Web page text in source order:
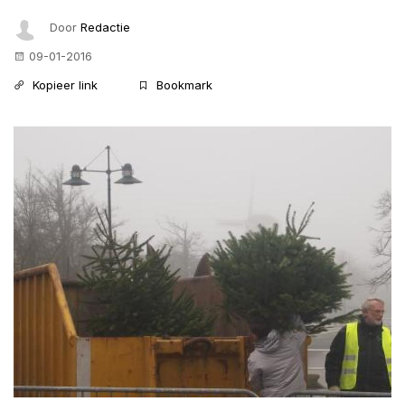
Door Redactie
09-01-2016
Kopieer link
Bookmark